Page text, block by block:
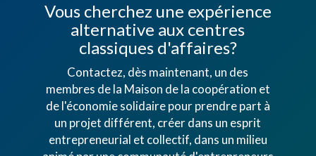
Vous cherchez une expérience
alternative aux centres
classiques d'affaires?
Contactez, dès maintenant, un des
membres de la Maison de la coopération et
de l'économie solidaire pour prendre part à
un projet différent, créer dans un esprit
entrepreneurial et collectif, dans un milieu